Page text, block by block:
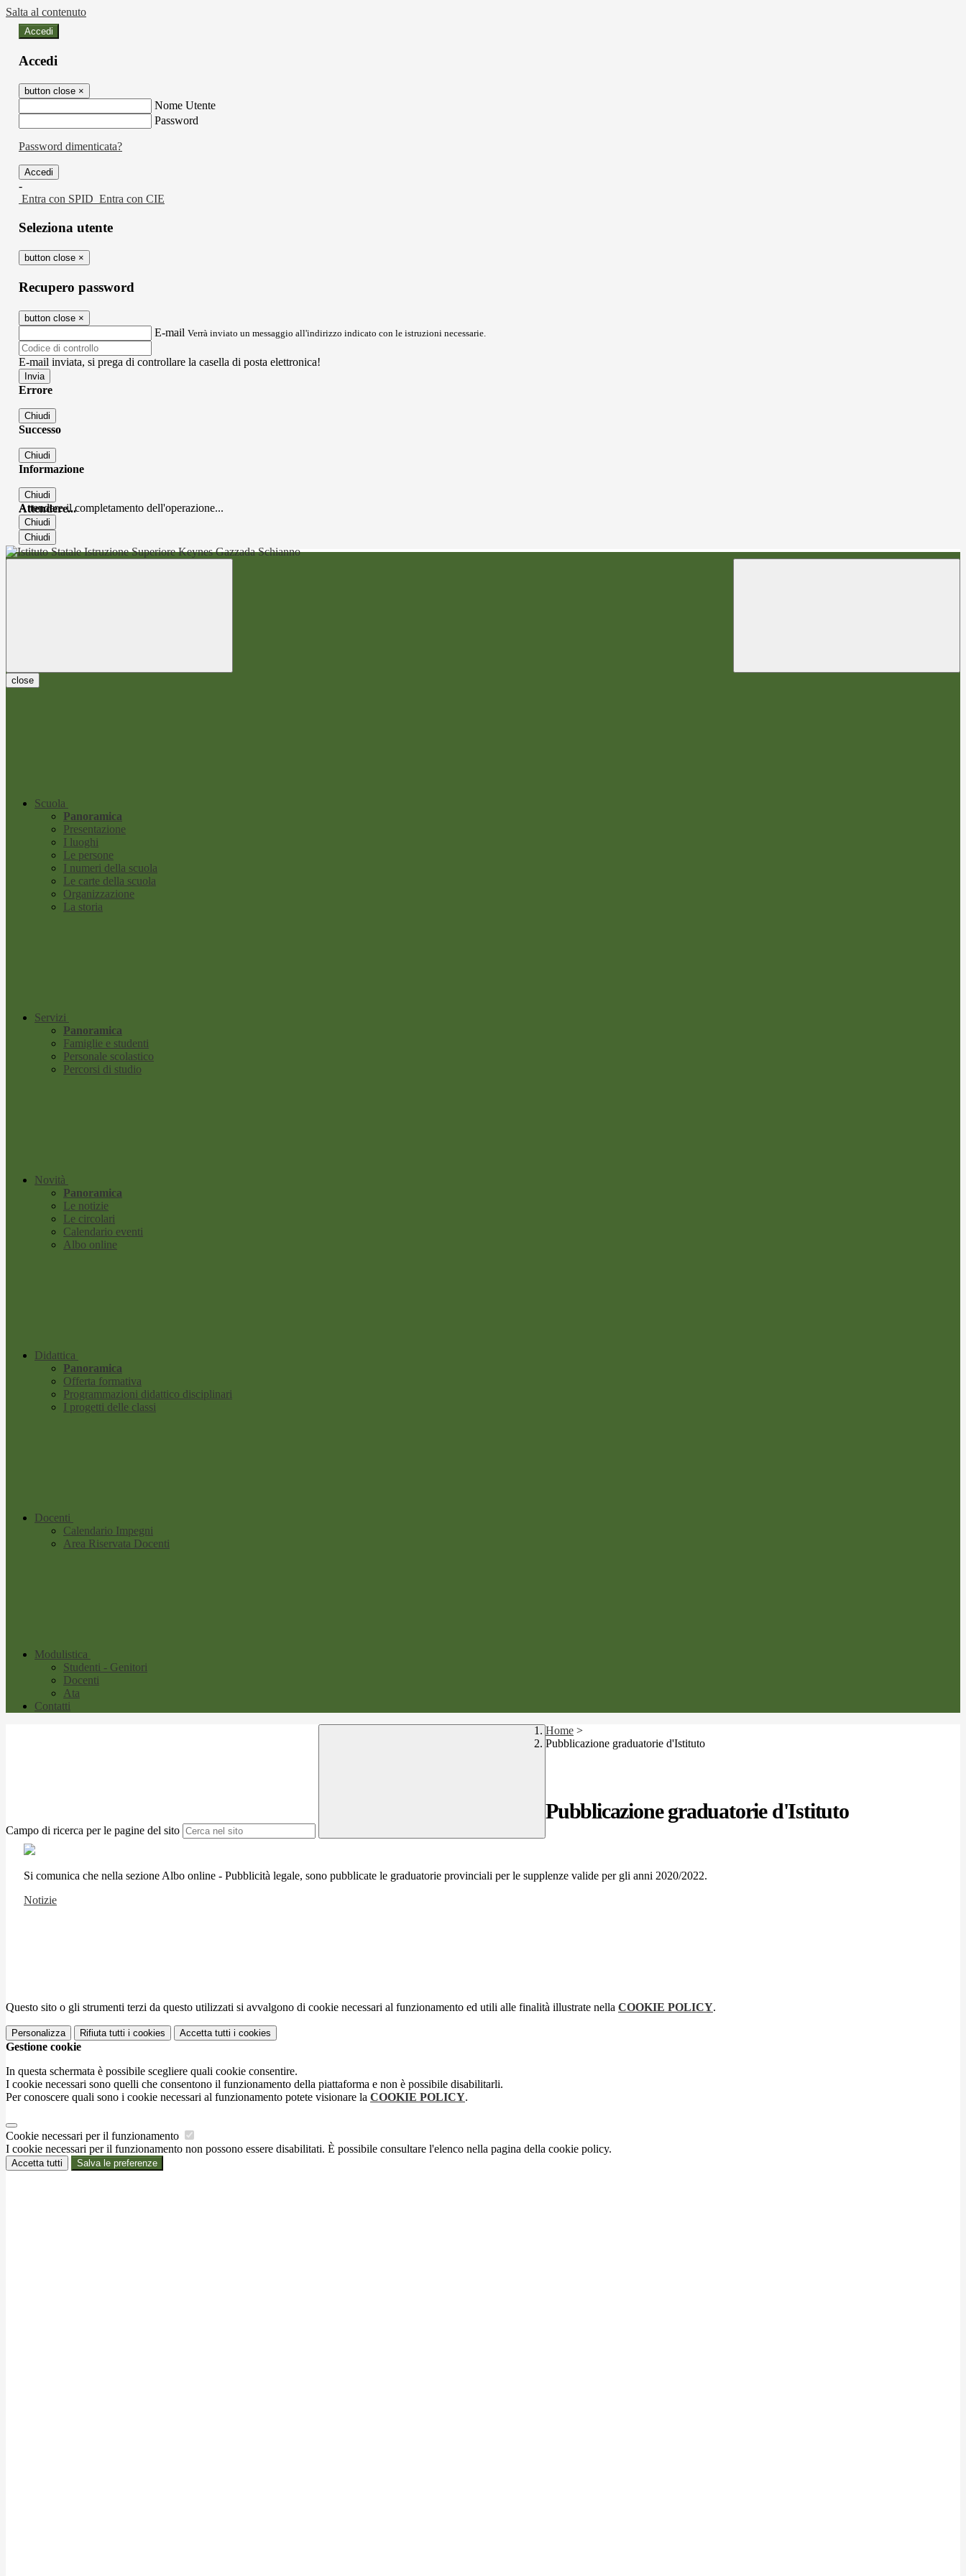
Salta al contenuto
Accedi
Accedi
button close ×
Nome Utente
Password
Password dimenticata?
-
Entra con SPID Entra con CIE
Seleziona utente
button close ×
Recupero password
button close ×
E-mail Verrà inviato un messaggio all'indirizzo indicato con le istruzioni necessarie.
E-mail inviata, si prega di controllare la casella di posta elettronica!
Errore
Chiudi
Successo
Chiudi
Informazione
Chiudi
Attendere...
Attendere il completamento dell'operazione...
Chiudi
Chiudi
close
Scuola
Panoramica
Presentazione
I luoghi
Le persone
I numeri della scuola
Le carte della scuola
Organizzazione
La storia
Servizi
Panoramica
Famiglie e studenti
Personale scolastico
Percorsi di studio
Novità
Panoramica
Le notizie
Le circolari
Calendario eventi
Albo online
Didattica
Panoramica
Offerta formativa
Programmazioni didattico disciplinari
I progetti delle classi
Docenti
Calendario Impegni
Area Riservata Docenti
Modulistica
Studenti - Genitori
Docenti
Ata
Contatti
Campo di ricerca per le pagine del sito
Home >
Pubblicazione graduatorie d'Istituto
Pubblicazione graduatorie d'Istituto
Si comunica che nella sezione Albo online - Pubblicità legale, sono pubblicate le graduatorie provinciali per le supplenze valide per gli anni 2020/2022.
Notizie
Questo sito o gli strumenti terzi da questo utilizzati si avvalgono di cookie necessari al funzionamento ed utili alle finalità illustrate nella COOKIE POLICY.
Personalizza Rifiuta tutti i cookies Accetta tutti i cookies
Gestione cookie
In questa schermata è possibile scegliere quali cookie consentire.
I cookie necessari sono quelli che consentono il funzionamento della piattaforma e non è possibile disabilitarli.
Per conoscere quali sono i cookie necessari al funzionamento potete visionare la COOKIE POLICY.
Cookie necessari per il funzionamento
I cookie necessari per il funzionamento non possono essere disabilitati. È possibile consultare l'elenco nella pagina della cookie policy.
Accetta tutti Salva le preferenze